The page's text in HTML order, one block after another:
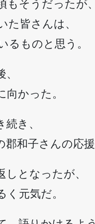
もそうだったが、
た皆さんは、
るものと思う。
向かった。
き、
郡和子さんの応援
しとなったが、
く元気だ。